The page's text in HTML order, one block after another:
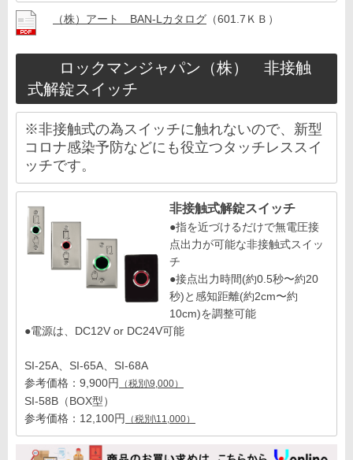
（株）アート BAN-Lカタログ （601.7ＫＢ）
ロックマンジャパン（株） 非接触
式解錠スイッチ
※非接触式の為スイッチに触れないので、新型
コロナ感染予防などにも役立つタッチレススイ
ッチです。
非接触式解錠スイッチ
●指を近づけるだけで無電圧接
点出力が可能な非接触式スイッ
チ
●接点出力時間(約0.5秒〜約20
秒)と感知距離(約2cm〜約
10cm)を調整可能
●電源は、DC12V or DC24V可能
SI-25A、SI-65A、SI-68A
参考価格：9,900円
（税別\9,000）
SI-58B（BOX型）
参考価格：12,100円
（税別\11,000）